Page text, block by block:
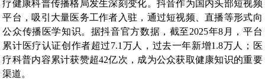
疗健康科普传播格局发生深刻变化。抖音作为国内头部短视频
平台，吸引大量医务工作者入驻，通过短视频、直播等形式向
公众传播医学知识。据抖音官方数据，截至2025年8月，平台
累计医疗认证创作者超过7.1万人，过去一年新增1.8万人；医
疗科普内容累计获赞超42亿次，成为公众获取健康知识的重要
渠道。